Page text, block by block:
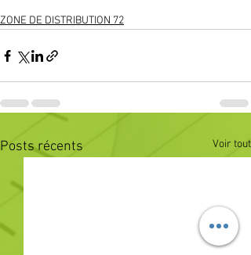
ZONE DE DISTRIBUTION 72
Posts récents Voir tout